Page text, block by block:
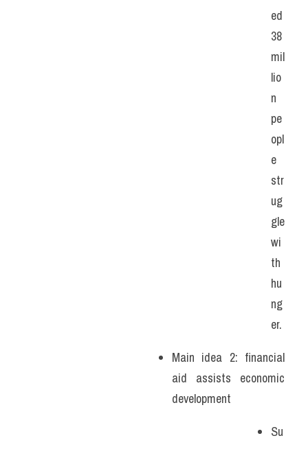
ed
38
mil
lio
n
pe
opl
e
str
ug
gle
wi
th
hu
ng
er.
Main idea 2: financial
aid assists economic
development
Su